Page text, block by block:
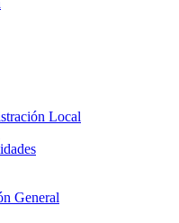
Local
General